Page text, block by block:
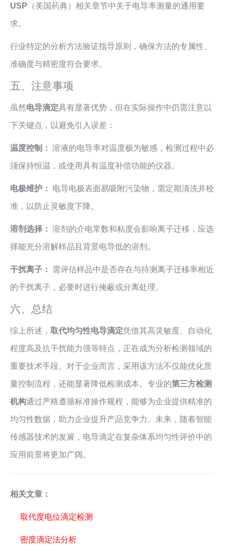
USP （美国药典）相关章节中关于电导率测量的通用要
求。
行业特定的分析方法验证指导原则，确保方法的专属性、
准确度与精密度符合要求。
五、注意事项
虽然电导滴定具有显著优势，但在实际操作中仍需注意以
下关键点，以避免引入误差：
温度控制： 溶液的电导率对温度极为敏感，检测过程中必
须保持恒温，或使用具有温度补偿功能的仪器。
电极维护： 电导电极表面易吸附污染物，需定期清洗并校
准，以防止灵敏度下降。
溶剂选择： 溶剂的介电常数和粘度会影响离子迁移，应选
择能充分溶解样品且背景电导低的溶剂。
干扰离子： 需评估样品中是否存在与待测离子迁移率相近
的干扰离子，必要时进行掩蔽或分离处理。
六、总结
综上所述， 取代均匀性电导滴定凭借其高灵敏度、自动化
程度高及抗干扰能力强等特点，正在成为分析检测领域的
重要技术手段。对于企业而言，采用该方法不仅能优化质
量控制流程，还能显著降低检测成本。专业的第三方检测
机构通过严格遵循标准操作规程，能够为企业提供精准的
均匀性数据，助力企业提升产品竞争力。未来，随着智能
传感器技术的发展，电导滴定在复杂体系均匀性评价中的
应用前景将更加广阔。
相关文章：
取代度电位滴定检测
密度滴定法分析